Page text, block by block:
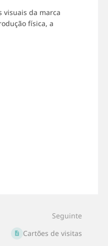
visuais da marca
física, a
Seguinte
Cartões de visitas